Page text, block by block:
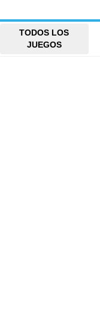
TODOS LOS
JUEGOS